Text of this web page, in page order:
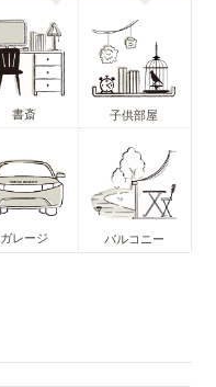
書斎 子供部屋
ガレージ バルコニー